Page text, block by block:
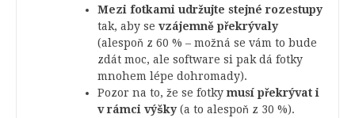
Mezi fotkami udržujte stejné rozestupy
tak, aby se vzájemně překrývaly
(alespoň z 60 % – možná se vám to bude
zdát moc, ale software si pak dá fotky
mnohem lépe dohromady).
Pozor na to, že se fotky musí překrývat i
v rámci výšky (a to alespoň z 30 %).